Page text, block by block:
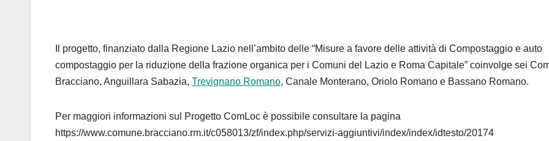
Il progetto, finanziato dalla Regione Lazio nell’ambito delle “Misure a favore delle attività di Compostaggio e auto
compostaggio per la riduzione della frazione organica per i Comuni del Lazio e Roma Capitale” coinvolge sei
Bracciano, Anguillara Sabazia, Trevignano Romano, Canale Monterano, Oriolo Romano e Bassano Romano.
Per maggiori informazioni sul Progetto ComLoc è possibile consultare la pagina
https://www.comune.bracciano.rm.it/c058013/zf/index.php/servizi-aggiuntivi/index/index/idtesto/20174